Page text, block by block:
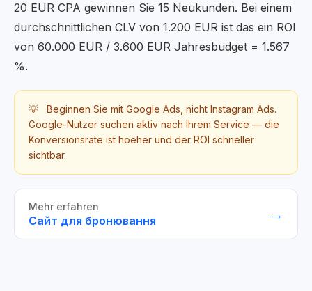
20 EUR CPA gewinnen Sie 15 Neukunden. Bei einem
durchschnittlichen CLV von 1.200 EUR ist das ein ROI
von 60.000 EUR / 3.600 EUR Jahresbudget = 1.567
%.
💡
Beginnen Sie mit Google Ads, nicht Instagram Ads.
Google-Nutzer suchen aktiv nach Ihrem Service — die
Konversionsrate ist hoeher und der ROI schneller
sichtbar.
Mehr erfahren
Сайт для бронювання →